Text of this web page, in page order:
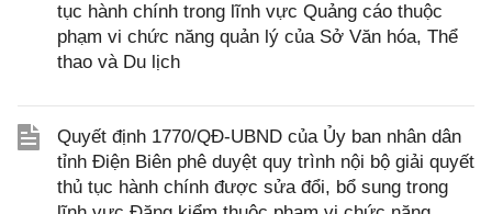
tục hành chính trong lĩnh vực Quảng cáo thuộc
phạm vi chức năng quản lý của Sở Văn hóa, Thể
thao và Du lịch
Quyết định 1770/QĐ-UBND của Ủy ban nhân dân
tỉnh Điện Biên phê duyệt quy trình nội bộ giải quyết
thủ tục hành chính được sửa đổi, bổ sung trong